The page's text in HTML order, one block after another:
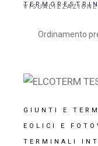
GIUNTI E
EOLICI E
TERMINALI